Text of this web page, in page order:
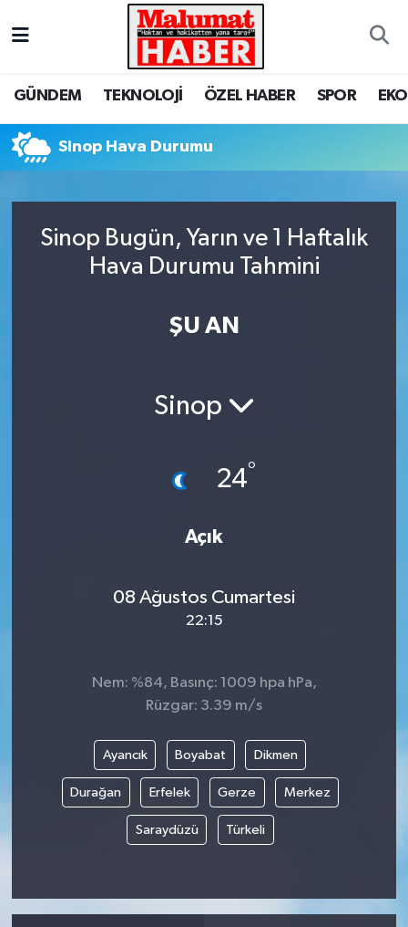
GÜNDEM TEKNOLOJİ ÖZEL HABER SPOR
Sinop Hava Durumu
Sinop Bugün, Yarın ve 1 Haftalık
Hava Durumu Tahmini
ŞU AN
Sinop
24°
Açık
08 Ağustos Cumartesi
22:15
Nem: %84, Basınç: 1009 hpa hPa,
Rüzgar: 3.39 m/s
Ayancık Boyabat Dikmen
Durağan Erfelek Gerze Merkez
Saraydüzü Türkeli
Nöbetçi Eczaneler
Tüm Manşetler